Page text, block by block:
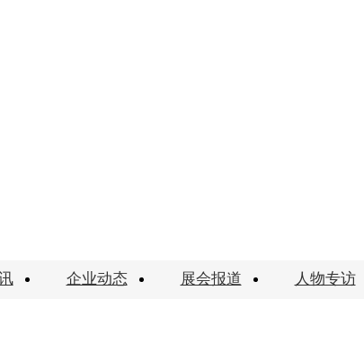
企业动态 展会报道 人物专访